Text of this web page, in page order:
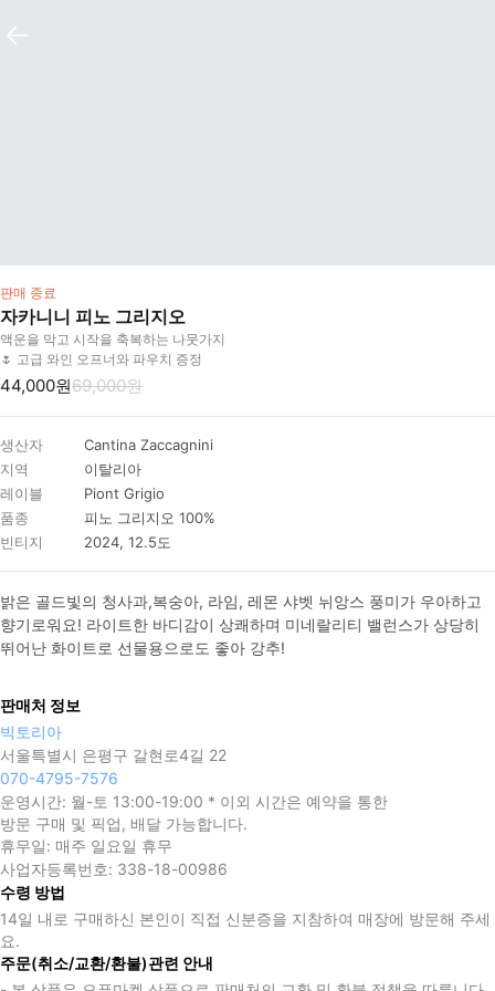
판매 종료
자카니니 피노 그리지오
액운을 막고 시작을 축복하는 나뭇가지
🌷 고급 와인 오프너와 파우치 증정
44,000원69,000원
생산자
Cantina Zaccagnini
지역
이탈리아
레이블
Piont Grigio
품종
피노 그리지오 100%
빈티지
2024, 12.5도
밝은 골드빛의 청사과,복숭아, 라임, 레몬 샤벳 뉘앙스 풍미가 우아하고
향기로워요! 라이트한 바디감이 상쾌하며 미네랄리티 밸런스가 상당히
뛰어난 화이트로 선물용으로도 좋아 강추!
판매처 정보
빅토리아
서울특별시 은평구 갈현로4길 22
070-4795-7576
운영시간: 월-토 13:00-19:00 * 이외 시간은 예약을 통한
방문 구매 및 픽업, 배달 가능합니다.
휴무일: 매주 일요일 휴무
사업자등록번호: 338-18-00986
수령 방법
14일 내로 구매하신 본인이 직접 신분증을 지참하여 매장에 방문해 주세
요.
주문(취소/교환/환불)관련 안내